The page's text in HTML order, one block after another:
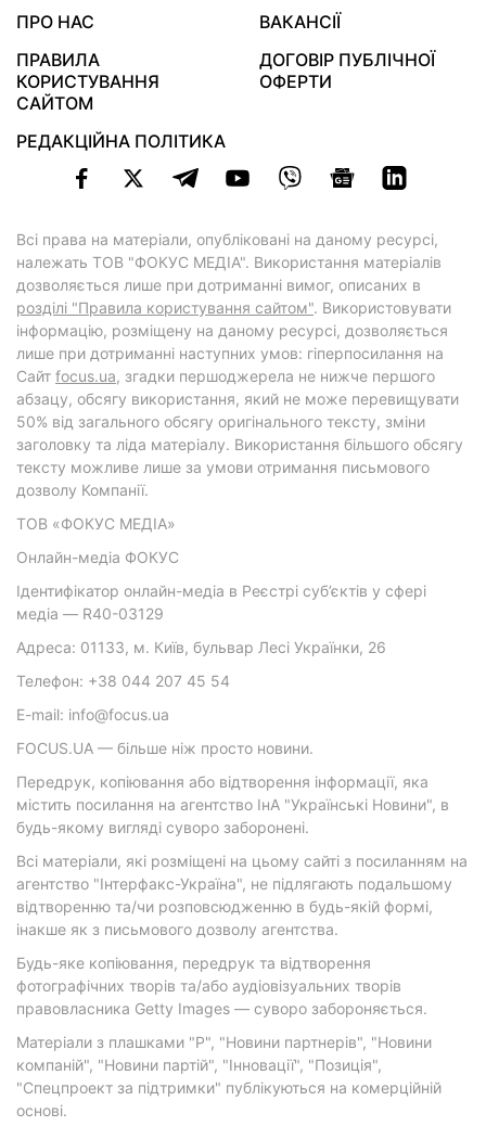
ПРО НАС
ВАКАНСІЇ
ПРАВИЛА
КОРИСТУВАННЯ
САЙТОМ
ДОГОВІР ПУБЛІЧНОЇ
ОФЕРТИ
РЕДАКЦІЙНА ПОЛІТИКА
Всі права на матеріали, опубліковані на даному ресурсі,
належать ТОВ "ФОКУС МЕДІА". Використання матеріалів
дозволяється лише при дотриманні вимог, описаних в
розділі "Правила користування сайтом". Використовувати
інформацію, розміщену на даному ресурсі, дозволяється
лише при дотриманні наступних умов: гіперпосилання на
Cайт focus.ua, згадки першоджерела не нижче першого
абзацу, обсягу використання, який не може перевищувати
50% від загального обсягу оригінального тексту, зміни
заголовку та ліда матеріалу. Використання більшого обсягу
тексту можливе лише за умови отримання письмового
дозволу Компанії.
ТОВ «ФОКУС МЕДІА»
Онлайн-медіа ФОКУС
Ідентифікатор онлайн-медіа в Реєстрі суб’єктів у сфері
медіа — R40-03129
Адреса: 01133, м. Київ, бульвар Лесі Українки, 26
Телефон: +38 044 207 45 54
E-mail: info@focus.ua
FOCUS.UA — більше ніж просто новини.
Передрук, копіювання або відтворення інформації, яка
містить посилання на агентство ІнА "Українські Новини", в
будь-якому вигляді суворо заборонені.
Всі матеріали, які розміщені на цьому сайті з посиланням на
агентство "Інтерфакс-Україна", не підлягають подальшому
відтворенню та/чи розповсюдженню в будь-якій формі,
інакше як з письмового дозволу агентства.
Будь-яке копіювання, передрук та відтворення
фотографічних творів та/або аудіовізуальних творів
правовласника Getty Images — суворо забороняється.
Матеріали з плашками "Р", "Новини партнерів", "Новини
компаній", "Новини партій", "Інновації", "Позиція",
"Спецпроект за підтримки" публікуються на комерційній
основі.